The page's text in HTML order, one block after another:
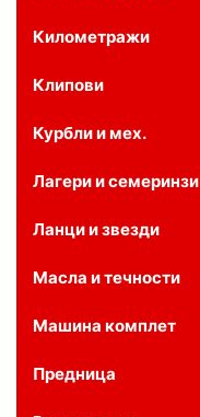
Километражи
Клипови
Курбли и мех.
Лагери и семеринзи
Ланци и звезди
Масла и течности
Машина комплет
Предница